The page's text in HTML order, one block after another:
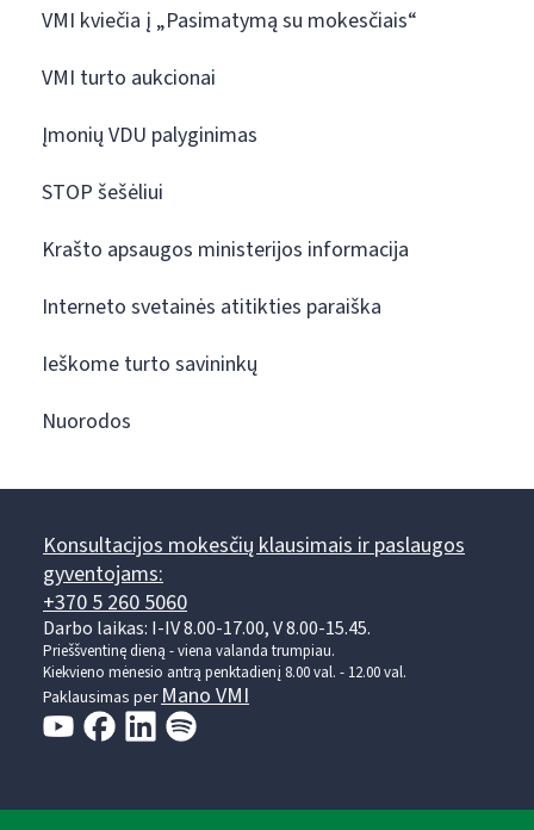
VMI kviečia į „Pasimatymą su mokesčiais“
VMI turto aukcionai
Įmonių VDU palyginimas
STOP šešėliui
Krašto apsaugos ministerijos informacija
Interneto svetainės atitikties paraiška
Ieškome turto savininkų
Nuorodos
Konsultacijos mokesčių klausimais ir paslaugos
gyventojams:
+370 5 260 5060
Darbo laikas: I-IV 8.00-17.00, V 8.00-15.45.
Prieššventinę dieną - viena valanda trumpiau.
Kiekvieno mėnesio antrą penktadienį 8.00 val. - 12.00 val.
Paklausimas per Mano VMI